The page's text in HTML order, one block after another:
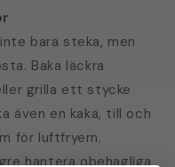
bara steka, men
Baka läckra
grilla ett stycke
även en kaka, till och
för luftfryern.
hantera obehagliga